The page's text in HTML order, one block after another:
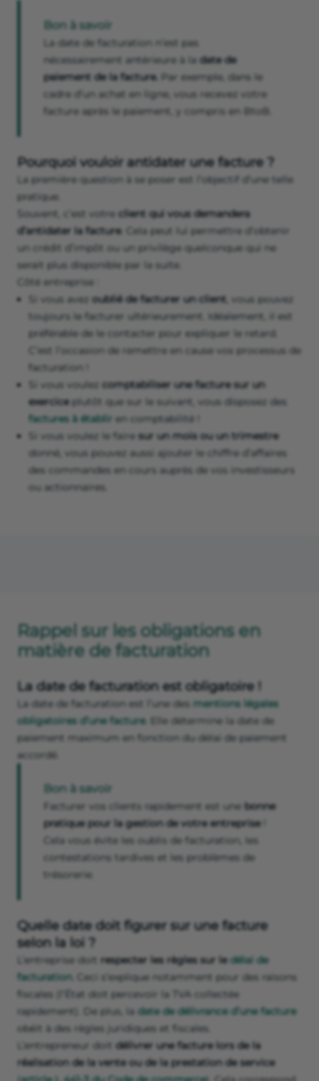
Bon à savoir
La date de facturation n’est pas
nécessairement antérieure à la date de
paiement de la facture. Par exemple, dans le
cadre d’un achat en ligne, vous recevez votre
facture après le paiement, y compris en BtoB.
Pourquoi vouloir antidater une facture ?
La première question à se poser est l’objectif d’une telle
pratique.
Souvent, c’est votre client qui vous demandera
d’antidater la facture. Cela peut lui permettre d’obtenir
un crédit d’impôt ou un privilège quelconque qui ne
serait plus disponible par la suite.
Côté entreprise :
Si vous avez oublié de facturer un client , vous pouvez
toujours le facturer ultérieurement. Idéalement, il est
préférable de le contacter pour expliquer le retard.
C’est l’occasion de remettre en cause vos processus de
facturation !
Si vous voulez comptabiliser une facture sur un
exerciceplutôt que sur le suivant, vous disposez des
factures à établir en comptabilité !
Si vous voulez le faire sur un mois ou un trimestre
donné, vous pouvez aussi ajouter le chiffre d’affaires
des commandes en cours auprès de vos investisseurs
ou actionnaires.
Rappel sur les obligations en
matière de facturation
La date de facturation est obligatoire !
La date de facturation est l’une des mentions légales
obligatoires d’une facture. Elle détermine la date de
paiement maximum en fonction du délai de paiement
accordé.
Bon à savoir
Facturer vos clients rapidement est une bonne
pratique pour la gestion de votre entreprise!
Cela vous évite les oublis de facturation, les
contestations tardives et les problèmes de
trésorerie.
Quelle date doit figurer sur une facture
selon la loi ?
L’entreprise doit respecter les règles sur ledélai de
facturation. Ceci s’explique notamment pour des raisons
fiscales (l’État doit percevoir la TVA collectée
rapidement). De plus, la date de délivrance d’une facture
obéit à des règles juridiques et fiscales.
L’entrepreneur doit délivrer une facture lors de la
réalisation de la vente ou de la prestation de service